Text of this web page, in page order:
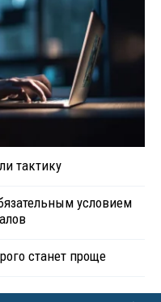
тактику
условием
станет проще